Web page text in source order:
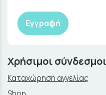
Εγγραφή
Χρήσιμοι σύνδεσμοι
Καταχώρηση αγγελίας